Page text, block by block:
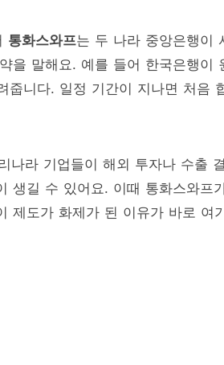
통화스와프는 두 나라 중앙은행이
을 말해요. 예를 들어 한국은행이
줍니다. 일정 기간이 지나면 처음
나라 기업들이 해외 투자나 수출 결
생길 수 있어요. 이때 통화스와프
제도가 화제가 된 이유가 바로 여